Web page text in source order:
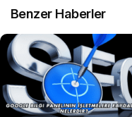
Benzer Haberler